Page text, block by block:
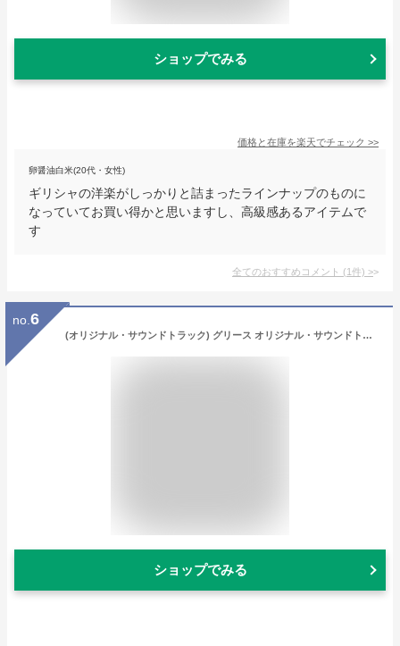
ショップでみる
価格と在庫を楽天でチェック >>
卵醤油白米(20代・女性)
ギリシャの洋楽がしっかりと詰まったラインナップのものに
なっていてお買い得かと思いますし、高級感あるアイテムで
す
全てのおすすめコメント (1件) >
no. 6
(オリジナル・サウンドトラック) グリース オリジナル・サウンドトラック [CD]
ショップでみる